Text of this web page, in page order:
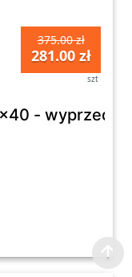
375.00 zł
281.00 zł
szt
-